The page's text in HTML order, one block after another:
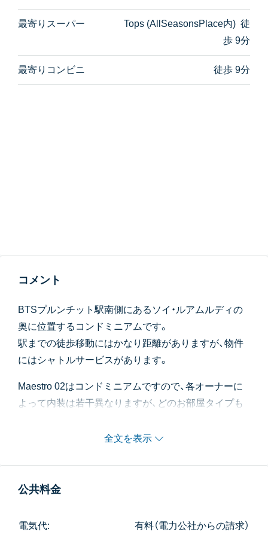
最寄りスーパー
Tops (AllSeasonsPlace内) 徒
歩 9分
最寄りコンビニ 徒歩 9分
コメント
BTSプルンチット駅南側にあるソイ・ルアムルディの
奥に位置するコンドミニアムです。
駅までの徒歩移動にはかなり距離がありますが、物件
にはシャトルサービスがあります。
Maestro 02はコンドミニアムですので、各オーナーに
よって内装は若干異なりますが、どのお部屋タイプも
特にキッチンの調理スペースやシンクは小さめですの
全文を表示
公共料金
電気代: 有料（電力公社からの請求）